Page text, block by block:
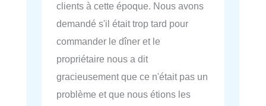
clients à cette époque. Nous avons
demandé s'il était trop tard pour
commander le dîner et le
propriétaire nous a dit
gracieusement que ce n'était pas un
problème et que nous étions les